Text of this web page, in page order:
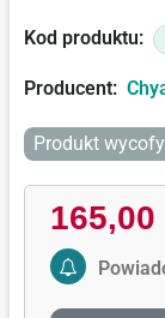
Kod produktu:
Producent:
Produkt
165,00